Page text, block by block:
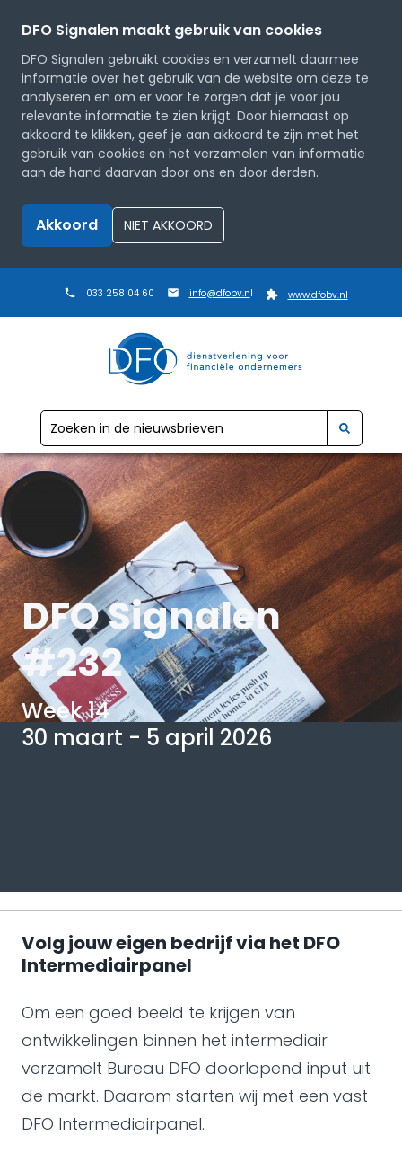
DFO Signalen maakt gebruik van cookies
DFO Signalen gebruikt cookies en verzamelt daarmee
informatie over het gebruik van de website om deze te
analyseren en om er voor te zorgen dat je voor jou
relevante informatie te zien krijgt. Door hiernaast op
akkoord te klikken, geef je aan akkoord te zijn met het
gebruik van cookies en het verzamelen van informatie
aan de hand daarvan door ons en door derden.
Akkoord NIET AKKOORD
033 258 04 60 info@dfobv.nl www.dfobv.nl
DFO Signalen
#232
Week 14
30 maart - 5 april 2026
Volg jouw eigen bedrijf via het DFO
Intermediairpanel
Om een goed beeld te krijgen van
ontwikkelingen binnen het intermediair
verzamelt Bureau DFO doorlopend input uit
de markt. Daarom starten wij met een vast
DFO Intermediairpanel.